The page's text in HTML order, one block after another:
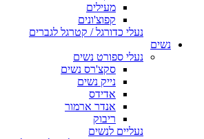
מעילים
קפוצ'ונים
נעלי כדורגל / קטרגל לגברים
נשים
נעלי ספורט נשים
סקצ'רס נשים
נייק נשים
אדידס
אנדר ארמור
ריבוק
נעליים לנשים